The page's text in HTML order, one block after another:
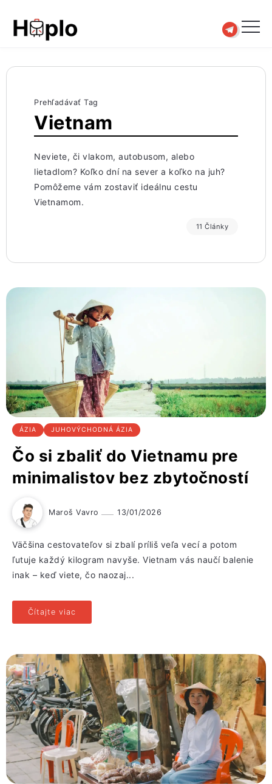
Prehľadávať Tag
Vietnam
Neviete, či vlakom, autobusom, alebo
lietadlom? Koľko dní na sever a koľko na juh?
Pomôžeme vám zostaviť ideálnu cestu
Vietnamom.
11 Články
ÁZIA JUHOVÝCHODNÁ ÁZIA
Čo si zbaliť do Vietnamu pre
minimalistov bez zbytočností
Maroš Vavro 13/01/2026
Väčšina cestovateľov si zbalí príliš veľa vecí a potom
ľutuje každý kilogram navyše. Vietnam vás naučí balenie
inak – keď viete, čo naozaj...
Čítajte viac